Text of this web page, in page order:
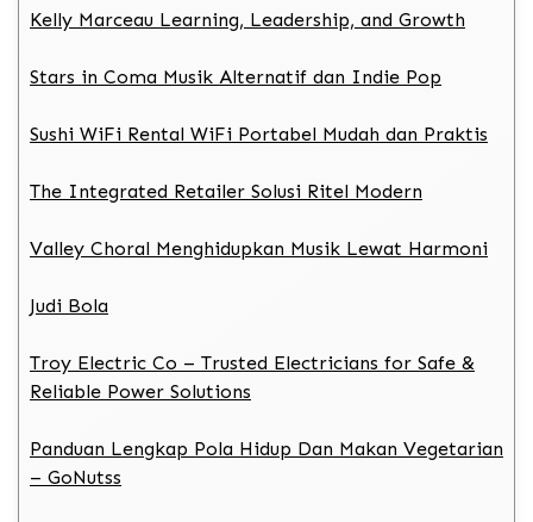
Kelly Marceau Learning, Leadership, and Growth
Stars in Coma Musik Alternatif dan Indie Pop
Sushi WiFi Rental WiFi Portabel Mudah dan Praktis
The Integrated Retailer Solusi Ritel Modern
Valley Choral Menghidupkan Musik Lewat Harmoni
Judi Bola
Troy Electric Co – Trusted Electricians for Safe &
Reliable Power Solutions
Panduan Lengkap Pola Hidup Dan Makan Vegetarian
– GoNutss